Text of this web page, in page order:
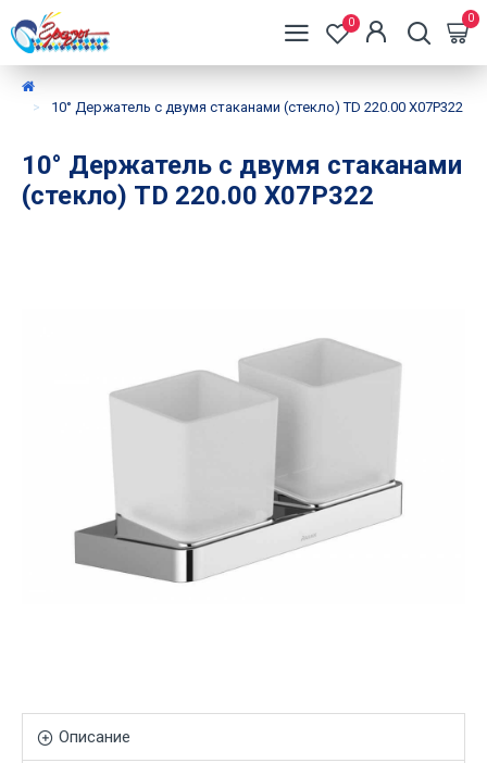
0 0
10° Держатель с двумя стаканами (стекло) TD 220.00 X07P322
10° Держатель с двумя стаканами
(стекло) TD 220.00 X07P322
Описание